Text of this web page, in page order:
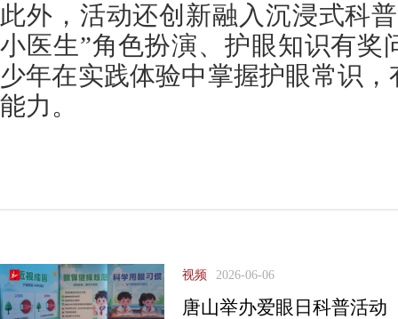
此外，活动还创新融入沉浸式科
小医生”角色扮演、护眼知识有奖
少年在实践体验中掌握护眼常识
能力。
视频 2026-06-06
唐山举办爱眼日科普活动